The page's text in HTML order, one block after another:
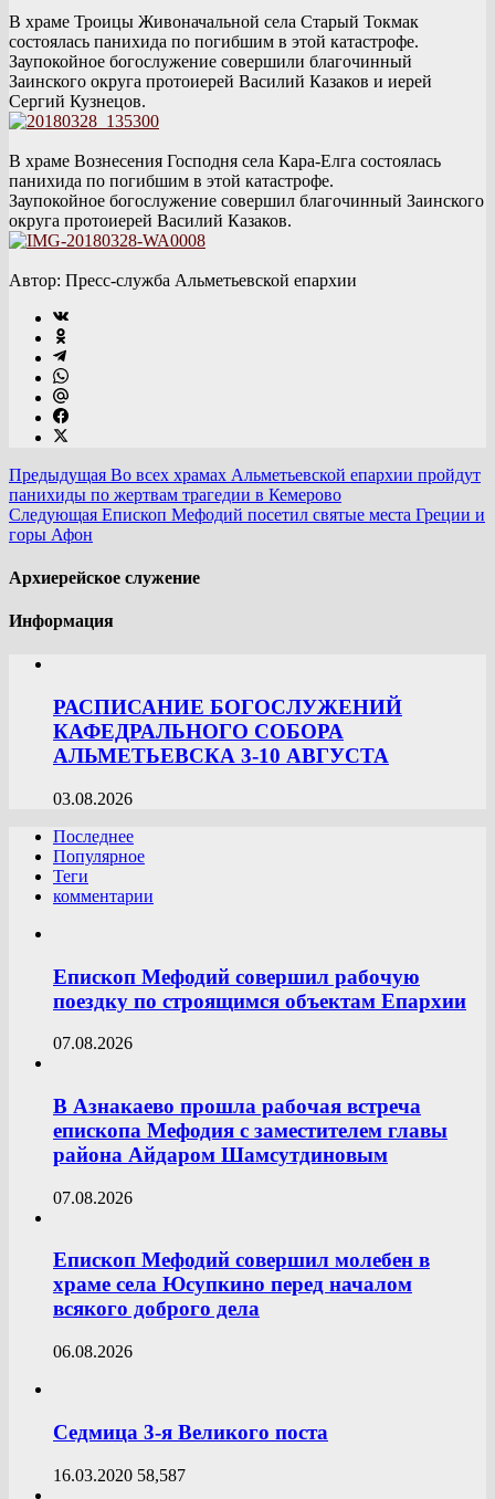
В храме Троицы Живоначальной села Старый Токмак
состоялась панихида по погибшим в этой катастрофе.
Заупокойное богослужение совершили благочинный
Заинского округа протоиерей Василий Казаков и иерей
Сергий Кузнецов.
В храме Вознесения Господня села Кара-Елга состоялась
панихида по погибшим в этой катастрофе.
Заупокойное богослужение совершил благочинный Заинского
округа протоиерей Василий Казаков.
Автор: Пресс-служба Альметьевской епархии
Предыдущая Во всех храмах Альметьевской епархии пройдут
панихиды по жертвам трагедии в Кемерово
Следующая Епископ Мефодий посетил святые места Греции и
горы Афон
Архиерейское служение
Информация
РАСПИСАНИЕ БОГОСЛУЖЕНИЙ
КАФЕДРАЛЬНОГО СОБОРА
АЛЬМЕТЬЕВСКА 3-10 АВГУСТА
03.08.2026
Последнее
Популярное
Теги
комментарии
Епископ Мефодий совершил рабочую
поездку по строящимся объектам Епархии
07.08.2026
В Азнакаево прошла рабочая встреча
епископа Мефодия с заместителем главы
района Айдаром Шамсутдиновым
07.08.2026
Епископ Мефодий совершил молебен в
храме села Юсупкино перед началом
всякого доброго дела
06.08.2026
Седмица 3-я Великого поста
16.03.2020 58,587